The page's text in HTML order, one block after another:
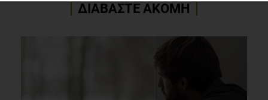
ΔΙΑΒΑΣΤΕ ΑΚΟΜΗ